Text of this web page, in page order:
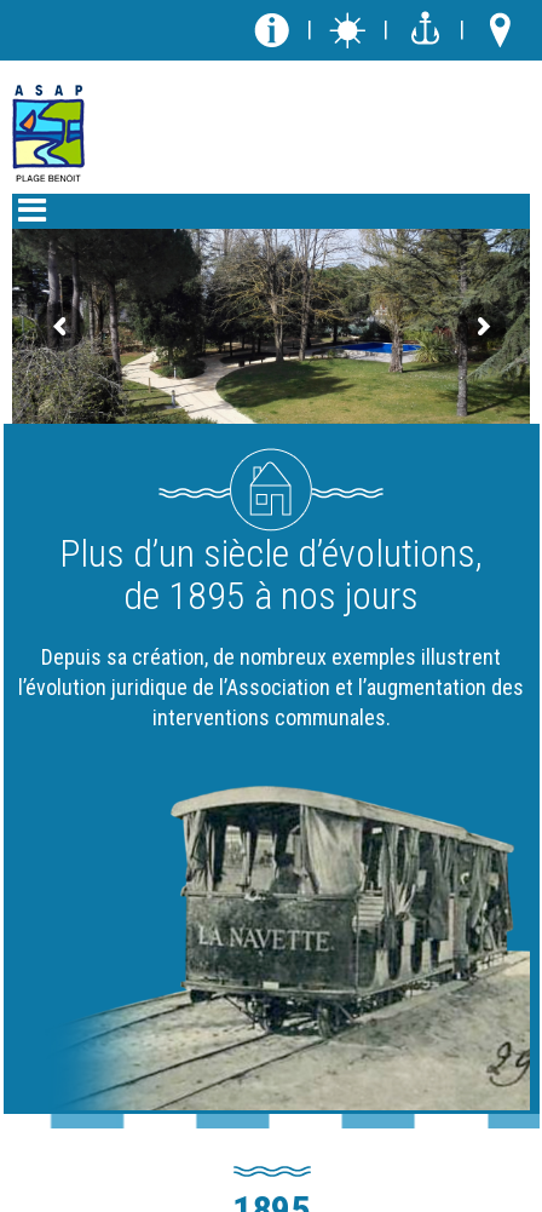
| | |
Plus d’un siècle d’évolutions,
de 1895 à nos jours
Depuis sa création, de nombreux exemples illustrent
l’évolution juridique de l’Association et l’augmentation des
interventions communales.